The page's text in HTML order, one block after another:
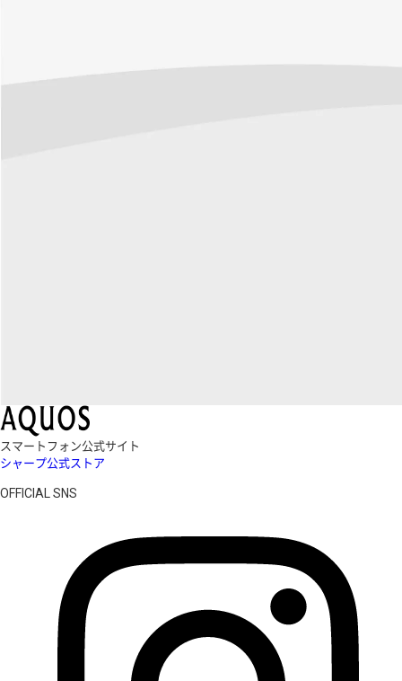
スマートフォン公式サイト
シャープ公式ストア
OFFICIAL SNS